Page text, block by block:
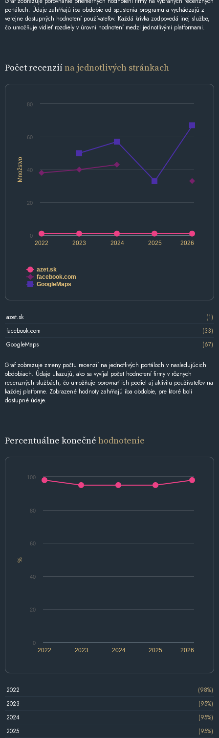
portáloch. Údaje zahŕňajú iba obdobie od spustenia programu a vychádzajú z
verejne dostupných hodnotení používateľov. Každá krivka zodpovedá inej službe,
čo umožňuje vidieť rozdiely v úrovni hodnotení medzi jednotlivými platformami.
Počet recenziína jednotlivých stránkach
Množstvo
2022 2024 2026
2023 2025
0
20
40
60
80
azet.sk
facebook.com
GoogleMaps
azet.sk
(1)
facebook.com
(33)
GoogleMaps
(67)
Graf zobrazuje zmeny počtu recenzií na jednotlivých portáloch v nasledujúcich
obdobiach. Údaje ukazujú, ako sa vyvíjal počet hodnotení firmy v rôznych
recenzných službách, čo umožňuje porovnať ich podiel aj aktivitu používateľov na
každej platforme. Zobrazené hodnoty zahŕňajú iba obdobie, pre ktoré boli
dostupné údaje.
Percentuálne konečné hodnotenie
%
2022 2024 2026
2023 2025
0
20
40
60
80
100
2022
(98%)
2023
(95%)
2024
(95%)
2025
(95%)